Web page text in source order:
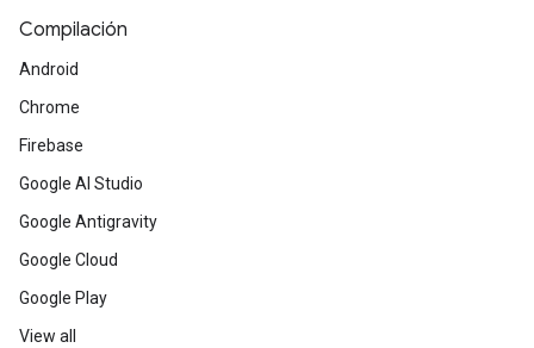
Compilación
Android
Chrome
Firebase
Google AI Studio
Google Antigravity
Google Cloud
Google Play
View all